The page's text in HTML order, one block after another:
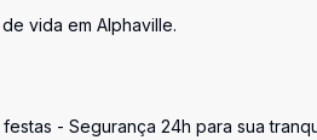
vida em Alphaville.
- Segurança 24h para sua